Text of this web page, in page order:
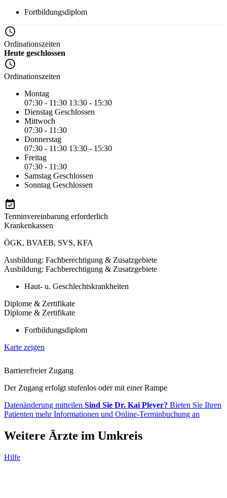
Fortbildungsdiplom
Ordinationszeiten
Heute geschlossen
Ordinationszeiten
Montag
07:30 - 11:30 13:30 - 15:30
Dienstag Geschlossen
Mittwoch
07:30 - 11:30
Donnerstag
07:30 - 11:30 13:30 - 15:30
Freitag
07:30 - 11:30
Samstag Geschlossen
Sonntag Geschlossen
Terminvereinbarung erforderlich
Krankenkassen
ÖGK, BVAEB, SVS, KFA
Ausbildung: Fachberechtigung & Zusatzgebiete
Ausbildung: Fachberechtigung & Zusatzgebiete
Haut- u. Geschlechtskrankheiten
Diplome & Zertifikate
Diplome & Zertifikate
Fortbildungsdiplom
Karte zeigen
Barrierefreier Zugang
Der Zugang erfolgt stufenlos oder mit einer Rampe
Datenänderung mitteilen Sind Sie Dr. Kai Pleyer? Bieten Sie Ihren
Patienten mehr Informationen und Online-Terminbuchung an
Weitere Ärzte im Umkreis
Hilfe